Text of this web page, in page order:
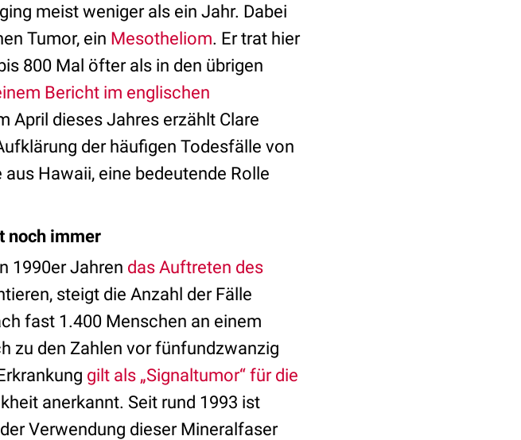
meist weniger als ein Jahr. Dabei
Tumor, ein Mesotheliom. Er trat hier
800 Mal öfter als in den übrigen
Bericht im englischen
April dieses Jahres erzählt Clare
der häufigen Todesfälle von
aus Hawaii, eine bedeutende Rolle
noch immer
1990er Jahren das Auftreten des
steigt die Anzahl der Fälle
fast 1.400 Menschen an einem
zu den Zahlen vor fünfundzwanzig
gilt als „Signaltumor“ für die
anerkannt. Seit rund 1993 ist
Verwendung dieser Mineralfaser